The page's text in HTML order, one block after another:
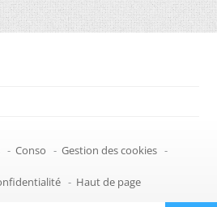
- Conso - Gestion des cookies -
- Haut de page